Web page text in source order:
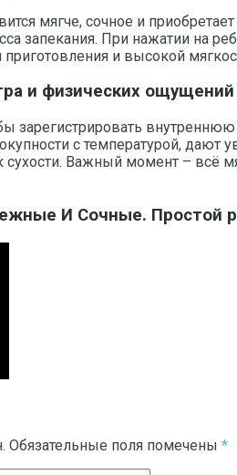
мягче, сочное и
запекания. При нажатии на
и высокой
и физических ощущений
зарегистрировать
с температурой, дают
Важный момент – всё
И Сочные. Простой
Обязательные поля помечены *